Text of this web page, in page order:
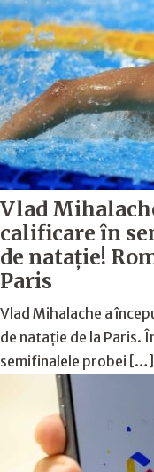
Vlad
calificare în
de natație!
Paris
Vlad Mihalache a
de natație de la Paris.
semifinalele probei […]